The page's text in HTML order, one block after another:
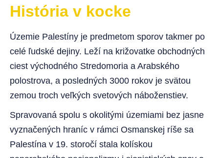
História v kocke
Územie Palestíny je predmetom sporov takmer po
celé ľudské dejiny. Leží na križovatke obchodných
ciest východného Stredomoria a Arabského
polostrova, a posledných 3000 rokov je svätou
zemou troch veľkých svetových náboženstiev.
Spravovaná spolu s okolitými územiami bez jasne
vyznačených hraníc v rámci Osmanskej ríše sa
Palestína v 19. storočí stala kolískou